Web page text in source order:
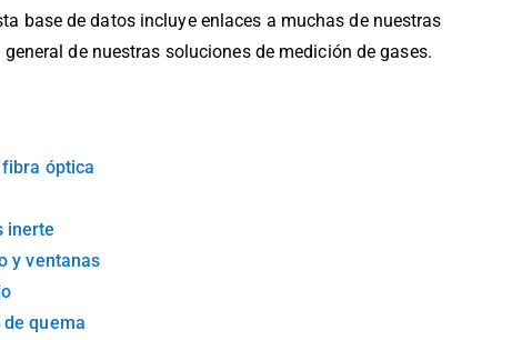
base de datos incluye enlaces a muchas de nuestras
de nuestras soluciones de medición de gases.
óptica
inerte
y ventanas
quema